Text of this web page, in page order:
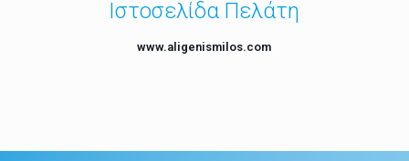
Ιστοσελίδα Πελάτη
www.aligenismilos.com